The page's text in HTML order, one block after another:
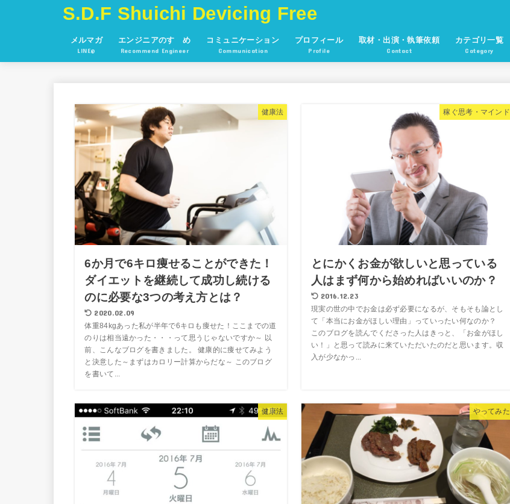
S.D.F Shuichi Devicing Free
メルマガ
LINE@
エンジニアのすゝめ
Recommend Engineer
コミュニケーション
Communication
プロフィール
Profile
取材・出演・執筆依頼
Contact
カテゴリ一覧
Category
健康法
6か月で6キロ痩せることができた！
ダイエットを継続して成功し続ける
のに必要な3つの考え方とは？
2020.02.09
体重84kgあった私が半年で6キロも痩せた！ここまでの道
のりは相当遠かった・・・って思うじゃないですか～ 以
前、こんなブログを書きました。 健康的に痩せてみよう
と決意した～まずはカロリー計算からだな～ このブログ
を書いて...
稼ぐ思考・マインド
とにかくお金が欲しいと思っている
人はまず何から始めればいいのか？
2016.12.23
現実の世の中でお金は必ず必要になるが、そもそも論とし
て「本当にお金がほしい理由」っていったい何なのか？
このブログを読んでくださった人はきっと、「お金がほし
い！」と思って読みに来ていただいたのだと思います。収
入が少なかっ...
健康法 やってみた